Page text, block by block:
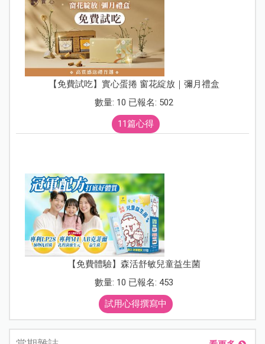
【免費試吃】實心蛋捲 窗花綻放｜彌月禮盒
數量: 10 已報名: 502
11篇心得
【免費體驗】森活舒敏兒童益生菌
數量: 10 已報名: 453
試用心得撰寫中